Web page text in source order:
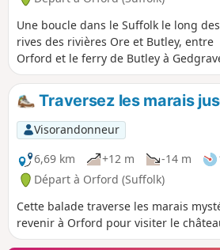
Une boucle dans le Suffolk le long des
rives des rivières Ore et Butley, entre
Orford et le ferry de Butley à
Le Suffolk Coast Path Orford Loop
propose deux itinéraires pour revenir
sur le sentier principal. Le premier
revient d'Orford à Chillesford, mais tu
peux aussi suivre la route d'Orford à
Gedrgrave, puis descendre jusqu'à
Butley Ferry. Même si ce passage n'est
ouvert que d'avril à octobre, tu peux
faire une balade sympa et facile
Orford en revenant par le haut des
digues.
Traversez les marais
Visorandonneur
6,69 km
+12 m -14 m
Départ à Orford (Suffolk)
Cette balade traverse les marais
revenir à Orford pour visiter le